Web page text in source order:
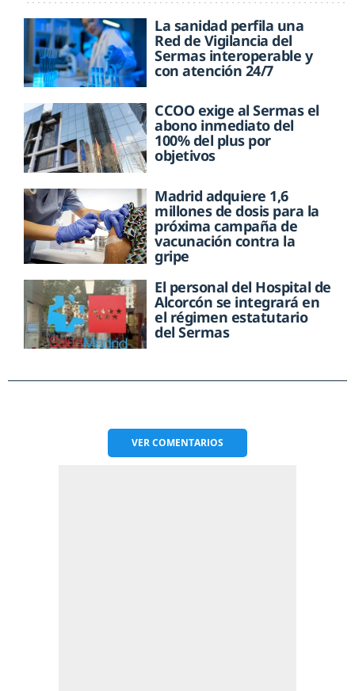
La sanidad perfila una
Red de Vigilancia del
Sermas interoperable y
con atención 24/7
CCOO exige al Sermas el
abono inmediato del
100% del plus por
objetivos
Madrid adquiere 1,6
millones de dosis para la
próxima campaña de
vacunación contra la
gripe
El personal del Hospital de
Alcorcón se integrará en
el régimen estatutario
del Sermas
VERCOMENTARIOS